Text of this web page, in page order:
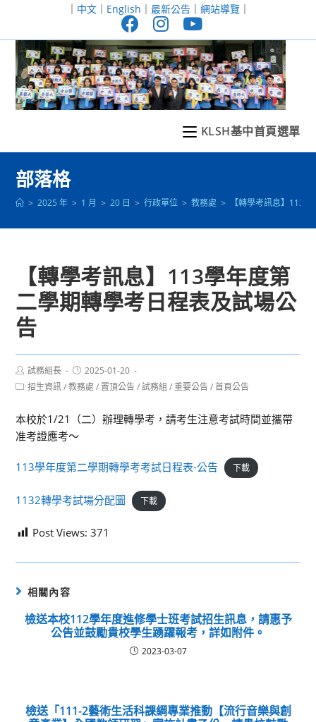
至
｜ 中文｜ English ｜ 最新公告｜ 網站導覽｜
KLSH基中首頁選單
部落格
> 2025 年 > 1 月 > 20 日 > 行政單位 > 教務處 > 【轉學考訊息】113
【轉學考訊息】113學年度第
二學期轉學考日程表及試場公
告
Post
author:
試務組長
Post
published:
2025-01-20
Post招生資訊 / 教務處 / 置頂公告 / 試務組 / 重要公告 / 首頁公告
本校於1/21（二）辦理轉學考，請考生注意考試時間並攜帶
准考證應考～
113學年度第二學期轉學考考試日程表-公告 下載
1132轉學考試場分配圖 下載
Post Views: 371
相關內容
檢送本校112學年度進修學士班考試招生訊息，請惠予
公告並鼓勵貴校學生踴躍報考，詳如附件。
2023-03-07
檢送「111-2藝術生活科課綱專業推動【流行音樂與創